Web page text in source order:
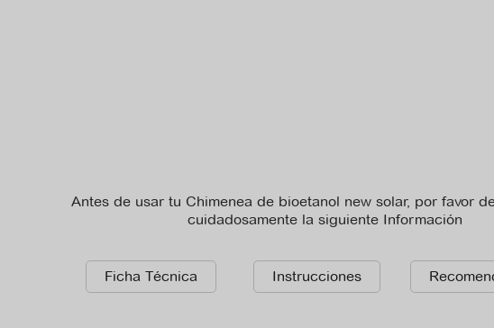
Antes de usar tu Chimenea de bioetanol new solar, por favor
cuidadosamente la siguiente Información
Ficha Técnica Instrucciones